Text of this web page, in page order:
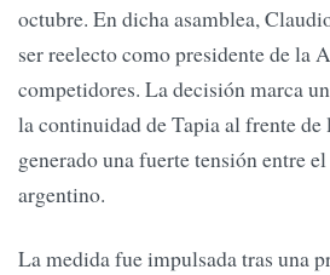
octubre. En dicha asamblea,
ser reelecto como presidente de la
competidores. La decisión marca
la continuidad de Tapia al frente de
generado una fuerte tensión entre
argentino.
La medida fue impulsada tras una